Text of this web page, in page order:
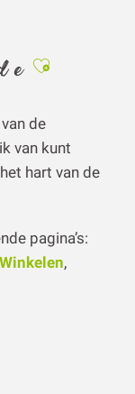
Ajouter
de
van kunt
hart van de
pagina’s:
Winkelen,